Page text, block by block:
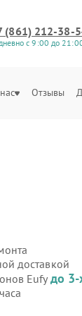
(861) 212-38-
с 9:00 до
Отзывы
доставкой
Eufy до 3-